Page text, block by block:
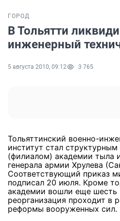
ГОРОД
В Тольятти
инженерный
5 августа 2010, 09:12 3 765
Тольяттинский военно-
институт стал
(филиалом) академии тыла
генерала армии Хрулева
Соответствующий приказ
подписал 20 июля. Кроме
академии вошли еще шесть
реорганизация проходит в
реформы вооруженных сил.